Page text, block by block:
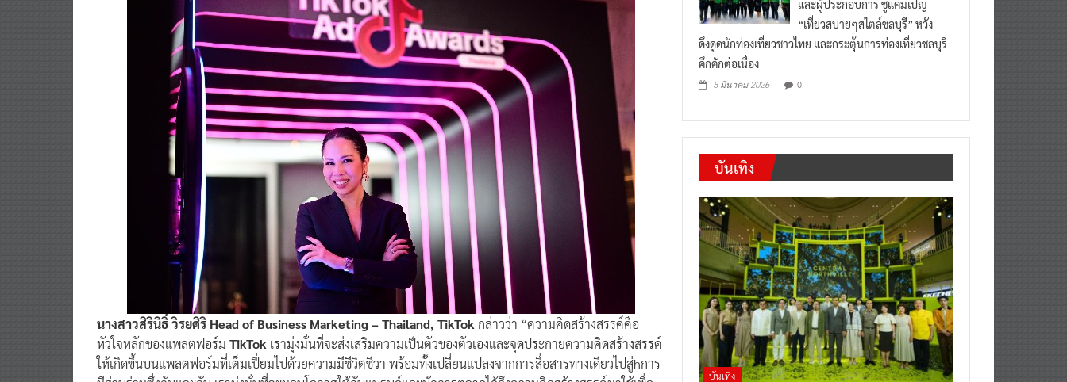
นางสาวสิรินิธิ์ วิรยศิริ Head of Business Marketing – Thailand, TikTokกล่าวว่า “ความคิดสร้างสรรค์คือ
หัวใจหลักของแพลตฟอร์มTikTokเรามุ่งมั่นที่จะส่งเสริมความเป็นตัวของตัวเองและจุดประกายความคิดสร้างสรรค์
ให้เกิดขึ้นบนแพลตฟอร์มที่เต็มเปี่ยมไปด้วยความมีชีวิตชีวา พร้อมทั้งเปลี่ยนแปลงจากการสื่อสารทางเดียวไปสู่hการ
มีส่วนร่วมซึ่งกันและกัน เรามุ่งมั่นที่จะมอบโอกาสให้กับแบรนด์และนักการตลาดได้ดึงความคิดสร้างสรรค์มาใช้เพื่อ
“เที่ยวสบายๆสไตล์ชลบุรี” หวัง
ดึงดูดนักท่องเที่ยวชาวไทย และกระตุ้นการท่องเที่ยวชลบุรี
คึกคักต่อเนื่อง
บันเทิง
บันเทิง